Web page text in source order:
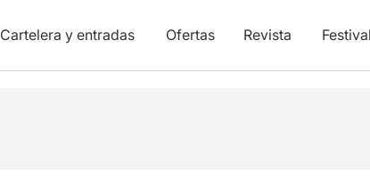
Cartelera y entradas Ofertas Revista
Ficha artística Fotos y vídeos